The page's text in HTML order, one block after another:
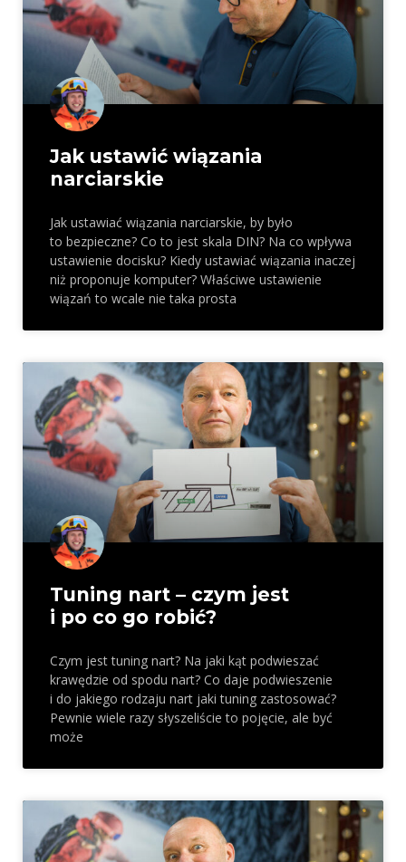
Jak ustawić wiązania
narciarskie
Jak ustawiać wiązania narciarskie, by było
to bezpieczne? Co to jest skala DIN? Na co wpływa
ustawienie docisku? Kiedy ustawiać wiązania inaczej
niż proponuje komputer? Właściwe ustawienie
wiązań to wcale nie taka prosta
Tuning nart – czym jest
i po co go robić?
Czym jest tuning nart? Na jaki kąt podwieszać
krawędzie od spodu nart? Co daje podwieszenie
i do jakiego rodzaju nart jaki tuning zastosować?
Pewnie wiele razy słyszeliście to pojęcie, ale być
może